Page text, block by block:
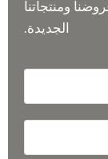
ومنتجاتنا
الجديدة.